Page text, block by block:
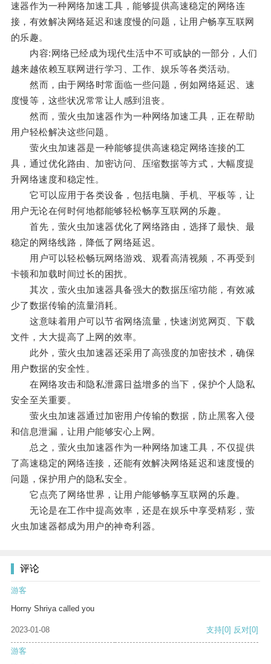
速器作为一种网络加速工具，能够提供高速稳定的网络连
接，有效解决网络延迟和速度慢的问题，让用户畅享互联网
的乐趣。
内容:网络已经成为现代生活中不可或缺的一部分，人们
越来越依赖互联网进行学习、工作、娱乐等各类活动。
然而，由于网络时常面临一些问题，例如网络延迟、速
度慢等，这些状况常常让人感到沮丧。
然而，萤火虫加速器作为一种网络加速工具，正在帮助
用户轻松解决这些问题。
萤火虫加速器是一种能够提供高速稳定网络连接的工
具，通过优化路由、加密访问、压缩数据等方式，大幅度提
升网络速度和稳定性。
它可以应用于各类设备，包括电脑、手机、平板等，让
用户无论在何时何地都能够轻松畅享互联网的乐趣。
首先，萤火虫加速器优化了网络路由，选择了最快、最
稳定的网络线路，降低了网络延迟。
用户可以轻松畅玩网络游戏、观看高清视频，不再受到
卡顿和加载时间过长的困扰。
其次，萤火虫加速器具备强大的数据压缩功能，有效减
少了数据传输的流量消耗。
这意味着用户可以节省网络流量，快速浏览网页、下载
文件，大大提高了上网的效率。
此外，萤火虫加速器还采用了高强度的加密技术，确保
用户数据的安全性。
在网络攻击和隐私泄露日益增多的当下，保护个人隐私
安全至关重要。
萤火虫加速器通过加密用户传输的数据，防止黑客入侵
和信息泄漏，让用户能够安心上网。
总之，萤火虫加速器作为一种网络加速工具，不仅提供
了高速稳定的网络连接，还能有效解决网络延迟和速度慢的
问题，保护用户的隐私安全。
它点亮了网络世界，让用户能够畅享互联网的乐趣。
无论是在工作中提高效率，还是在娱乐中享受精彩，萤
火虫加速器都成为用户的神奇利器。
评论
游客
Horny Shriya called you
2023-01-08 支持[0] 反对[0]
游客